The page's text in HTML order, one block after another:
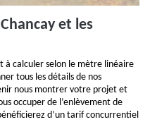
et les
à calculer selon le mètre linéaire
tous les détails de nos
nous montrer votre projet et
occuper de l’enlèvement de
d’un tarif concurrentiel